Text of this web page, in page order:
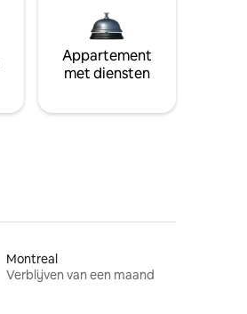
Appartement
met diensten
Montreal
Verblijven van een maand